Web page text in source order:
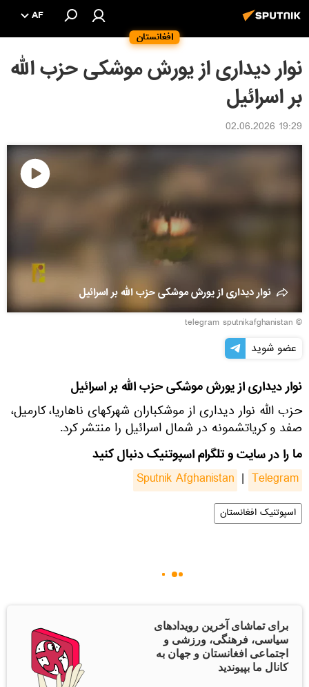
افغانستان
AF
نوار دیداری از یورش موشکی حزب الله
بر اسرائیل
19:29 02.06.2026
نوار دیداری از یورش موشکی حزب الله بر اسرائیل
© telegram sputnikafghanistan
عضو شوید
نوار دیداری از یورش موشکی حزب الله بر اسرائیل
حزب الله نوار دیداری از موشکباران شهرکهای ناهاریا، کارمیل،
صفد و کریاتشمونه در شمال اسرائیل را منتشر کرد.
ما را در سایت و تلگرام اسپوتنیک دنبال کنید
Sputnik Afghanistan | Telegram
اسپوتنیک افغانستان
برای تماشای آخرین رویدادهای
سیاسی، فرهنگی، ورزشی و
اجتماعی افغانستان و جهان به
کانال ما بپیوندید